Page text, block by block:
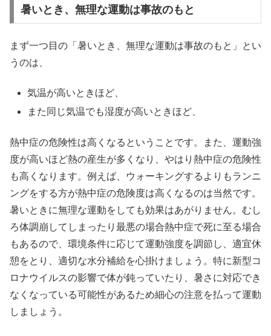
暑いとき、無理な運動は事故のもと
まず一つ目の「暑いとき、無理な運動は事故のもと」とい
うのは、
気温が高いときほど、
また同じ気温でも湿度が高いときほど、
熱中症の危険性は高くなるということです。また、運動強
度が高いほど熱の産生が多くなり、やはり熱中症の危険性
も高くなります。例えば、ウォーキングするよりもランニ
ングをする方が熱中症の危険度は高くなるのは当然です。
暑いときに無理な運動をしても効果はあがりません。むし
ろ体調崩してしまったり最悪の場合熱中症で死に至る場合
もあるので、環境条件に応じて運動強度を調節し、適宜休
憩をとり、適切な水分補給を心掛けましょう。特に新型コ
ロナウイルスの影響で体が鈍っていたり、暑さに対応でき
なくなっている可能性があるため細心の注意を払って運動
しましょう。